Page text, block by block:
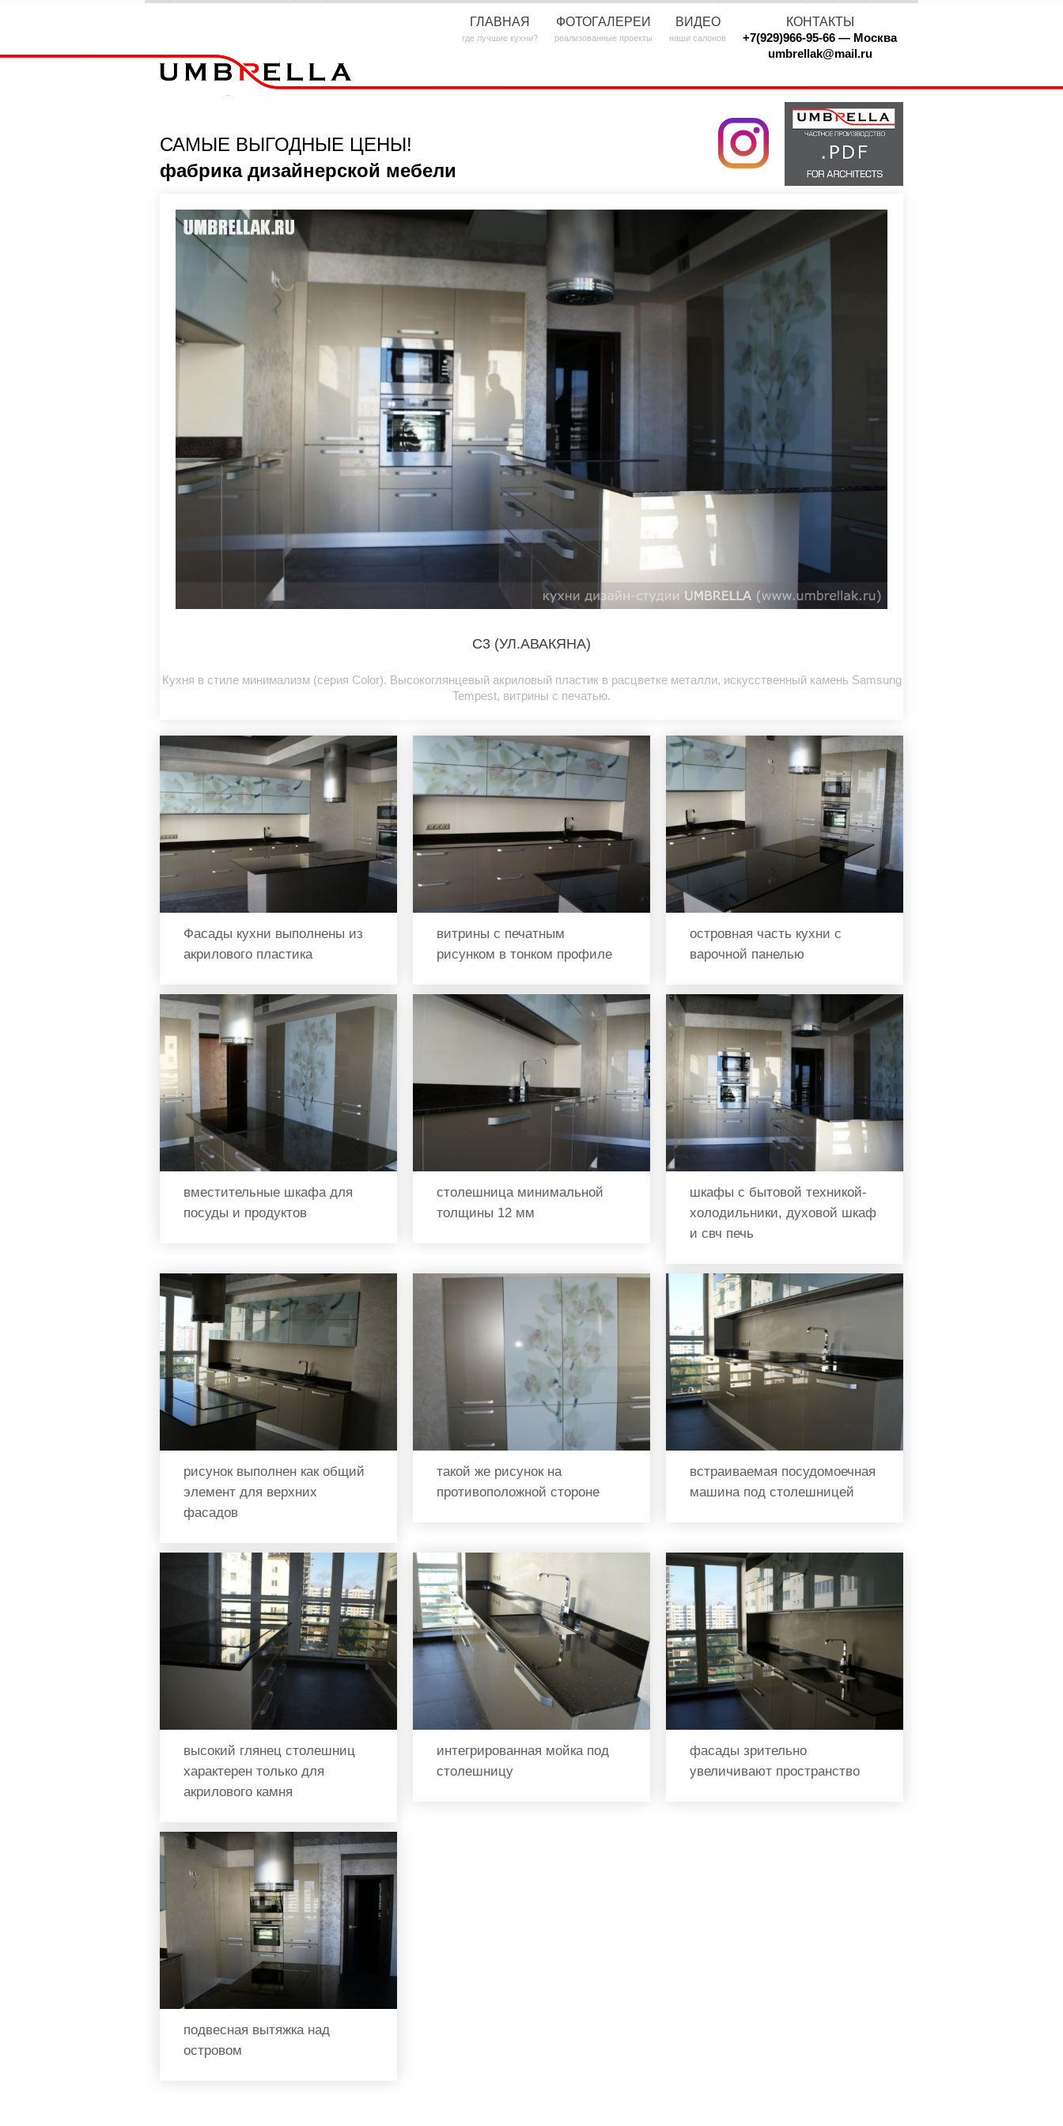
ГЛАВНАЯ
где лучшие кухни?
ФОТОГАЛЕРЕИ
реализованные проекты
ВИДЕО
наши салонов
КОНТАКТЫ
+7(929)966-95-66 — Москва
umbrellak@mail.ru
САМЫЕ ВЫГОДНЫЕ ЦЕНЫ!
фабрика дизайнерской мебели
C3 (УЛ.АВАКЯНА)
Кухня в стиле минимализм (серия Color). Высокоглянцевый акриловый пластик в расцветке металли, искусcтвенный камень Samsung
Tempest, витрины с печатью.
Фасады кухни выполнены из
акрилового пластика
витрины с печатным
рисунком в тонком профиле
островная часть кухни с
варочной панелью
вместительные шкафа для
посуды и продуктов
столешница минимальной
толщины 12 мм
шкафы с бытовой техникой-
холодильники, духовой шкаф
и свч печь
рисунок выполнен как общий
элемент для верхних
фасадов
такой же рисунок на
противоположной стороне
встраиваемая посудомоечная
машина под столешницей
высокий глянец столешниц
характерен только для
акрилового камня
интегрированная мойка под
столешницу
фасады зрительно
увеличивают пространство
подвесная вытяжка над
островом